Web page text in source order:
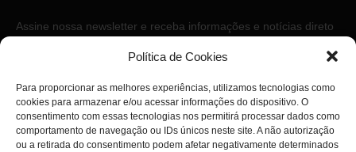
Política de Cookies
Para proporcionar as melhores experiências, utilizamos tecnologias como
cookies para armazenar e/ou acessar informações do dispositivo. O
consentimento com essas tecnologias nos permitirá processar dados como
comportamento de navegação ou IDs únicos neste site. A não autorização
ou a retirada do consentimento podem afetar negativamente determinados
Assine nossa newsletter e receba informações e notícias direto